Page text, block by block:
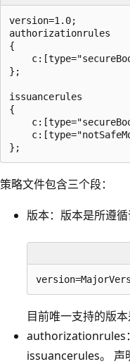
version=1.0;
authorizationrules
{
};
issuancerules
{
策略文件包含三个段：
版本：版本是所遵循
目前唯一支持的版本
authorizationrules
issuancerules。 声